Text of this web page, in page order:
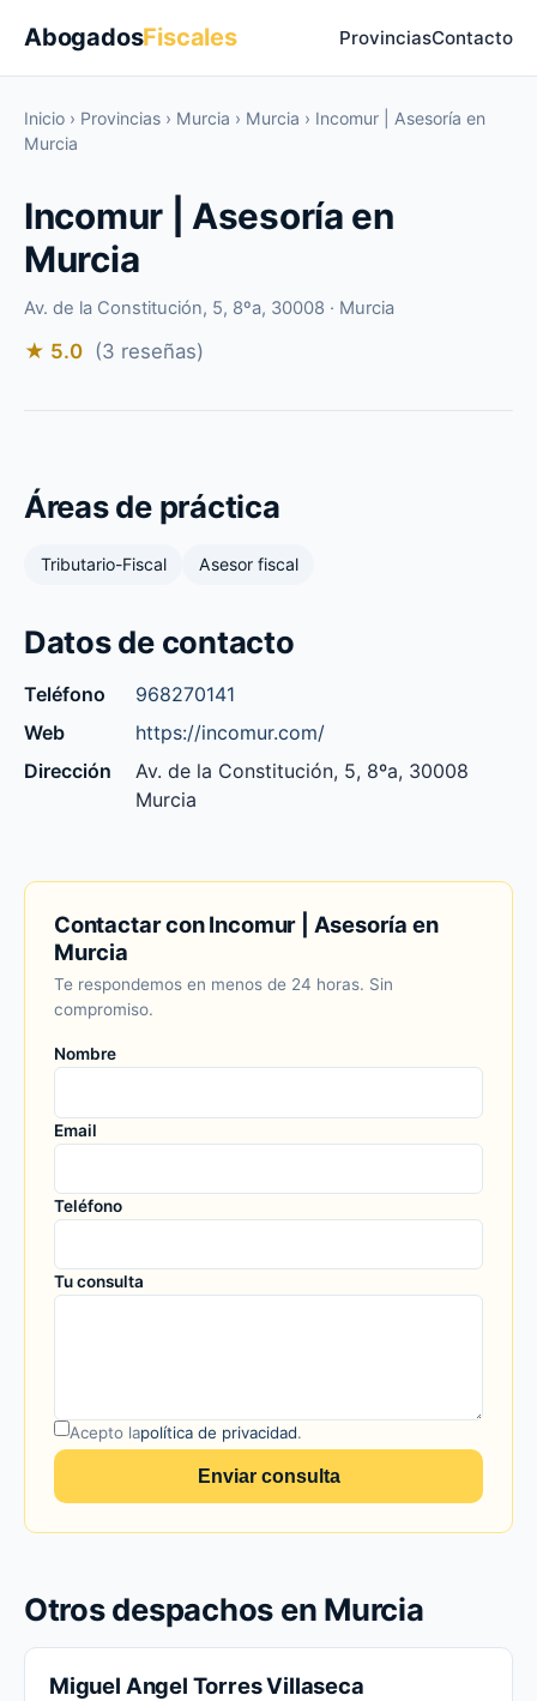
AbogadosFiscales ProvinciasContacto
Inicio › Provincias › Murcia › Murcia › Incomur | Asesoría en
Murcia
Incomur | Asesoría en
Murcia
Av. de la Constitución, 5, 8ºa, 30008 · Murcia
★ 5.0 (3 reseñas)
Áreas de práctica
Tributario-Fiscal Asesor fiscal
Datos de contacto
Teléfono
968270141
Web
https://incomur.com/
Dirección
Av. de la Constitución, 5, 8ºa, 30008
Murcia
Contactar con Incomur | Asesoría en
Murcia
Te respondemos en menos de 24 horas. Sin
compromiso.
Nombre
Email
Teléfono
Tu consulta
Acepto lapolítica de privacidad.
Enviar consulta
Otros despachos en Murcia
Miguel Angel Torres Villaseca